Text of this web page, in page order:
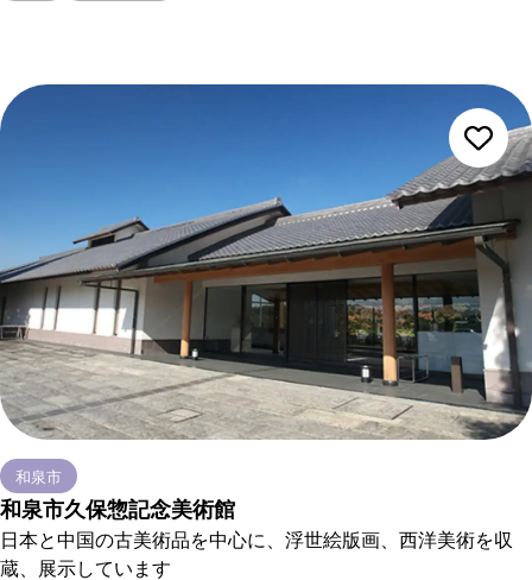
和泉市
和泉市久保惣記念美術館
日本と中国の古美術品を中心に、浮世絵版画、西洋美術を収
蔵、展示しています